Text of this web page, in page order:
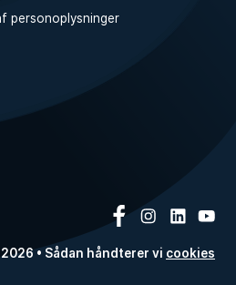
personoplysninger
• Sådan håndterer vi cookies